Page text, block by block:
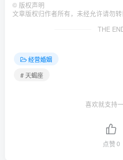
© 版权声明
文章版权归作者所有，未经允许请勿转
THE
经营婚姻
# 天蝎座
喜欢就支持
点赞0